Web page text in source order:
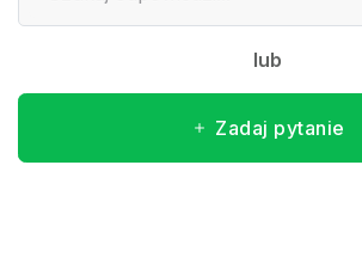
lub
Zadaj pytanie